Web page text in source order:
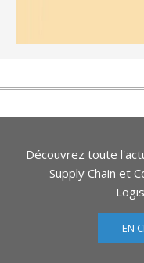
Découvrez toute
Supply Chain et
EN